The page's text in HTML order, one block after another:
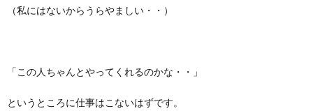
（私にはないからうらやましい・・）
「この人ちゃんとやってくれるのかな・・」
というところに仕事はこないはずです。